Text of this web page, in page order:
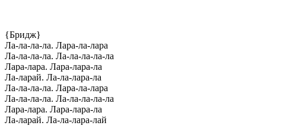
{Бридж}
Ла-ла-ла-ла. Лара-ла-лара
Ла-ла-ла-ла. Ла-ла-ла-ла-ла
Лара-лара. Лара-лара-ла
Ла-ларай. Ла-ла-лара-ла
Ла-ла-ла-ла. Лара-ла-лара
Ла-ла-ла-ла. Ла-ла-ла-ла-ла
Лара-лара. Лара-лара-ла
Ла-ларай. Ла-ла-лара-лай